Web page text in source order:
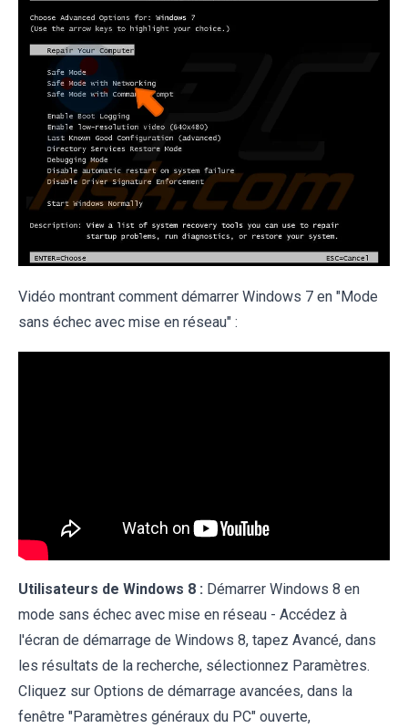
Vidéo montrant comment démarrer Windows 7 en "Mode
sans échec avec mise en réseau" :
Utilisateurs de Windows 8 : Démarrer Windows 8 en
mode sans échec avec mise en réseau - Accédez à
l'écran de démarrage de Windows 8, tapez Avancé, dans
les résultats de la recherche, sélectionnez Paramètres.
Cliquez sur Options de démarrage avancées, dans la
fenêtre "Paramètres généraux du PC" ouverte,